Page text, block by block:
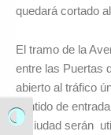
Alternar alto
quedará cortado
El tramo de la
entre las Puertas
abierto al tráfico
sentido de
la ciudad serán